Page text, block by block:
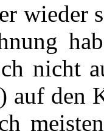
wieder
nicht
auf